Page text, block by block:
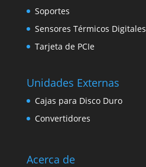
Soportes
Sensores Térmicos Digitales
Tarjeta de PCIe
Unidades Externas
Cajas para Disco Duro
Convertidores
Acerca de